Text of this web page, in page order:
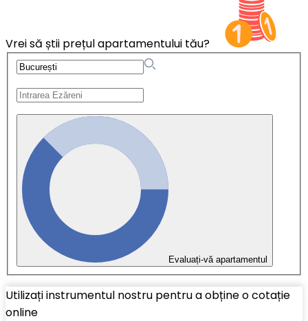
Vrei să știi prețul apartamentului tău?
Evaluați-vă apartamentul
Utilizați instrumentul nostru pentru a obține o cotație
online